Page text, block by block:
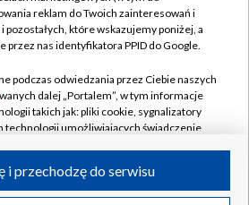
Cyfrowa
Moje zgody
Pomoc
Kontakt
Kanały
Polska S.A. w likwidacji
reklam do Twoich zainteresowań i
które wskazujemy poniżej, a
przez nas identyfikatora PPID do Google.
podczas odwiedzania przez Ciebie naszych
dalej „Portalem”, w tym informacje
takich jak: pliki cookie, sygnalizatory
technologii umożliwiających świadczenie
i przechodzę do serwisu